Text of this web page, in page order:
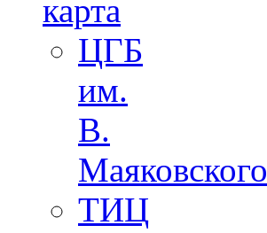
карта
ЦГБ
им.
В.
Маяковского
ТИЦ